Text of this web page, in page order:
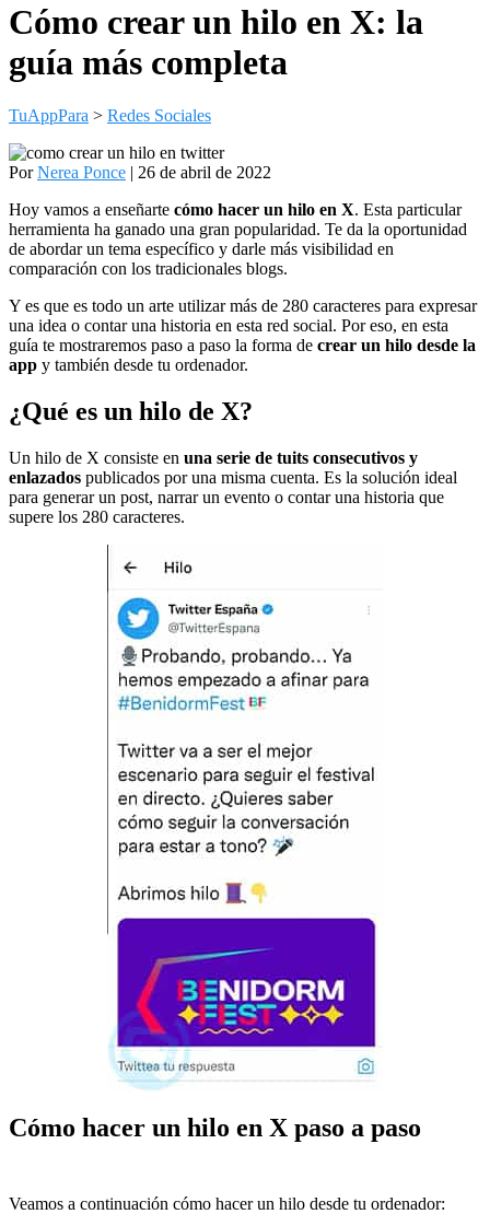
Cómo crear un hilo en X: la
guía más completa
TuAppPara > Redes Sociales
PorNerea Ponce | 26 de abril de 2022
Hoy vamos a enseñarte cómo hacer un hilo en X. Esta particular
herramienta ha ganado una gran popularidad. Te da la oportunidad
de abordar un tema específico y darle más visibilidad en
comparación con los tradicionales blogs.
Y es que es todo un arte utilizar más de 280 caracteres para expresar
una idea o contar una historia en esta red social. Por eso, en esta
guía te mostraremos paso a paso la forma de crear un hilo desde la
app y también desde tu ordenador.
¿Qué es un hilo de X?
Un hilo de X consiste en una serie de tuits consecutivos y
enlazados publicados por una misma cuenta. Es la solución ideal
para generar un post, narrar un evento o contar una historia que
supere los 280 caracteres.
Cómo hacer un hilo en X paso a paso
Veamos a continuación cómo hacer un hilo desde tu ordenador: